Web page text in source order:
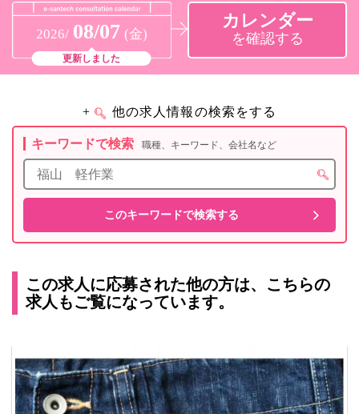
2026/ 08/07 (金)
更新しました
カレンダー
を確認する
+ 他の求人情報の検索をする
キーワードで検索 職種、キーワード、会社名など
この求人に応募された他の方は、こちらの
求人もご覧になっています。